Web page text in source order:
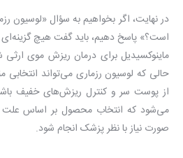
در نهایت، اگر بخواهیم به سؤال «لوسیون
است؟» پاسخ دهیم، باید گفت هیچ
ماینوکسیدیل برای درمان ریزش موی
حالی که لوسیون رزماری می‌تواند
از پوست سر و کنترل ریزش‌های خفیف
می‌شود که انتخاب محصول بر اساس
صورت نیاز با نظر پزشک انجام شود.